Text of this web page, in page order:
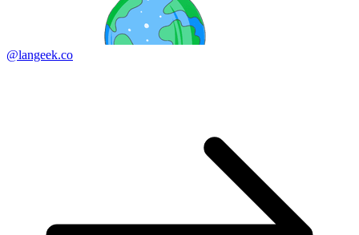
@langeek.co